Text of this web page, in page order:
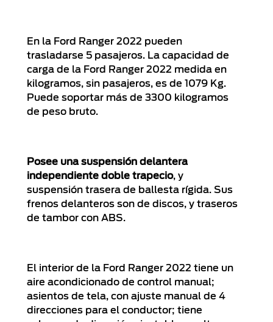
En la Ford Ranger 2022 pueden
trasladarse 5 pasajeros. La capacidad de
carga de la Ford Ranger 2022 medida en
kilogramos, sin pasajeros, es de 1079 Kg.
Puede soportar más de 3300 kilogramos
de peso bruto.
Posee una suspensión delantera
independiente doble trapecio, y
suspensión trasera de ballesta rígida. Sus
frenos delanteros son de discos, y traseros
de tambor con ABS.
El interior de la Ford Ranger 2022 tiene un
aire acondicionado de control manual;
asientos de tela, con ajuste manual de 4
direcciones para el conductor; tiene